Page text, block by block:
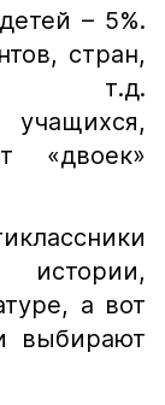
– 5%.
стран,
т.д.
учащихся,
«двоек»
а вот
выбирают